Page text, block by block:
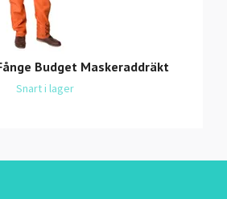
Budget Maskeraddräkt
Snart i lager